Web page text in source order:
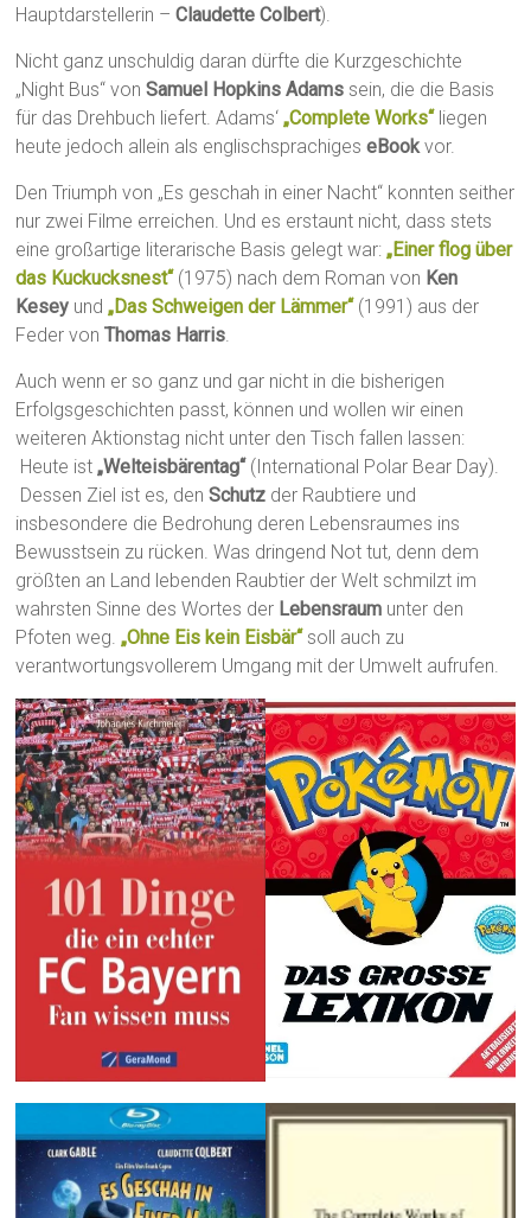
Hauptdarstellerin –Claudette Colbert).
Nicht ganz unschuldig daran dürfte die Kurzgeschichte
„Night Bus“ vonSamuel Hopkins Adams sein, die die Basis
für das Drehbuch liefert. Adams‘„Complete Works“liegen
heute jedoch allein als englischsprachigeseBookvor.
Den Triumph von „Es geschah in einer Nacht“ konnten seither
nur zwei Filme erreichen. Und es erstaunt nicht, dass stets
eine großartige literarische Basis gelegt war:„Einer flog über
das Kuckucksnest“(1975) nach dem Roman von Ken
Kesey und„Das Schweigen der Lämmer“(1991) aus der
Feder vonThomas Harris.
Auch wenn er so ganz und gar nicht in die bisherigen
Erfolgsgeschichten passt, können und wollen wir einen
weiteren Aktionstag nicht unter den Tisch fallen lassen:
Heute ist„Welteisbärentag“(International Polar Bear Day).
Dessen Ziel ist es, denSchutz der Raubtiere und
insbesondere die Bedrohung deren Lebensraumes ins
Bewusstsein zu rücken. Was dringend Not tut, denn dem
größten an Land lebenden Raubtier der Welt schmilzt im
wahrsten Sinne des Wortes der Lebensraum unter den
Pfoten weg.„Ohne Eis kein Eisbär“soll auch zu
verantwortungsvollerem Umgang mit der Umwelt aufrufen.